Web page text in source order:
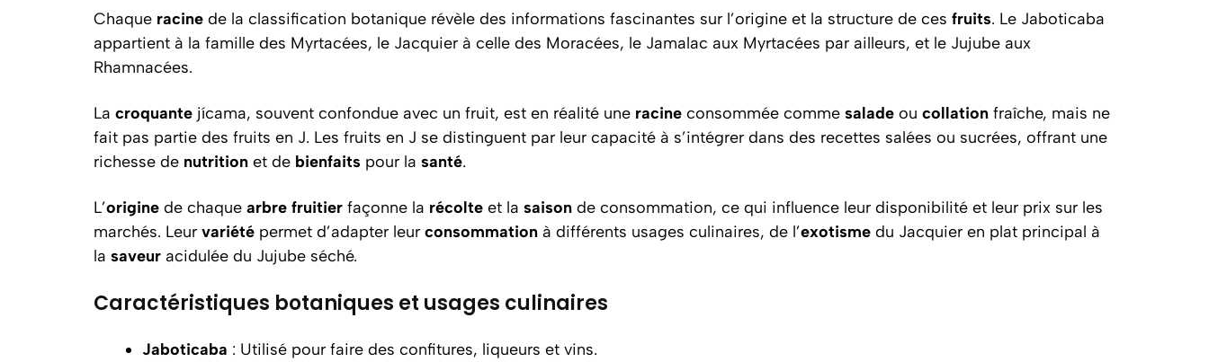
Chaque racine de la classification botanique révèle des informations fascinantes sur l’origine et la structure de ces fruits. Le Jaboticaba
appartient à la famille des Myrtacées, le Jacquier à celle des Moracées, le Jamalac aux Myrtacées par ailleurs, et le Jujube aux
Rhamnacées.
La croquante jícama, souvent confondue avec un fruit, est en réalité une racine consommée comme salade ou collation fraîche, mais ne
fait pas partie des fruits en J. Les fruits en J se distinguent par leur capacité à s’intégrer dans des recettes salées ou sucrées, offrant une
richesse de nutrition et de bienfaits pour la santé.
L’origine de chaque arbre fruitier façonne la récolte et la saison de consommation, ce qui influence leur disponibilité et leur prix sur les
marchés. Leur variété permet d’adapter leur consommation à différents usages culinaires, de l’exotisme du Jacquier en plat principal à
la saveur acidulée du Jujube séché.
Caractéristiques botaniques et usages culinaires
Jaboticaba : Utilisé pour faire des confitures, liqueurs et vins.